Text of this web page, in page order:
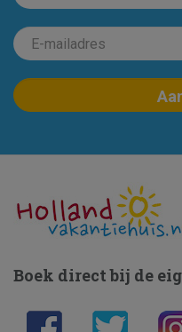
Boek direct bij de